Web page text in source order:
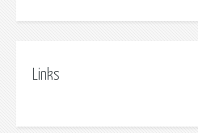
Links